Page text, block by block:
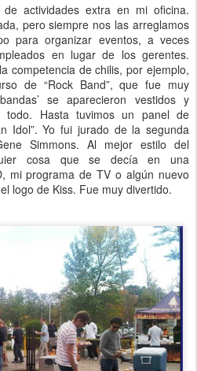
actividades extra en mi oficina.
pero siempre nos las arreglamos
para organizar eventos, a veces
en lugar de los gerentes.
competencia de chilis, por ejemplo,
de “Rock Band”, que fue muy
se aparecieron vestidos y
todo. Hasta tuvimos un panel de
Idol”. Yo fui jurado de la segunda
Simmons. Al mejor estilo del
cosa que se decía en una
mi programa de TV o algún nuevo
logo de Kiss. Fue muy divertido.